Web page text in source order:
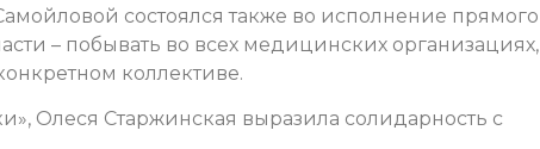
состоялся также во исполнение прямого
– побывать во всех медицинских организациях,
коллективе.
Олеся Старжинская выразила солидарность с